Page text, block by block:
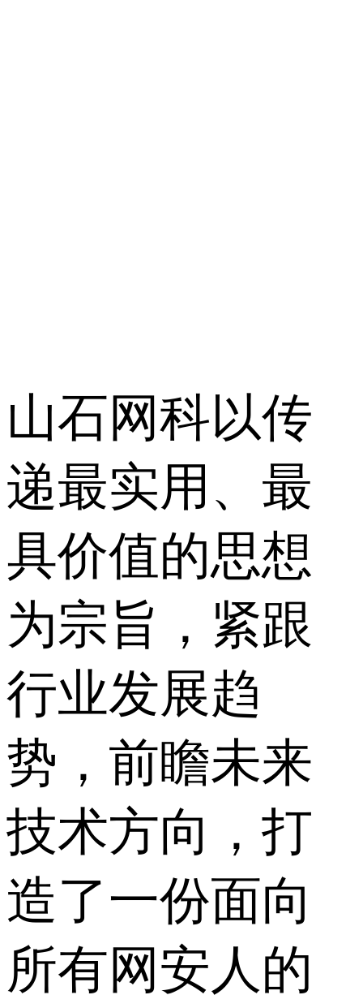
山石网科以传
递最实用、最
具价值的思想
为宗旨，紧跟
行业发展趋
势，前瞻未来
技术方向，打
造了一份面向
所有网安人的